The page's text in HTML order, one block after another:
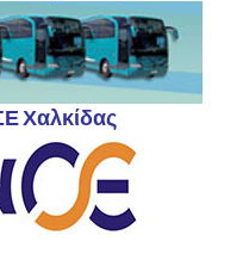
Χαλκίδας